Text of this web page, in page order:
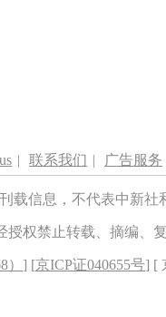
| 联系我们 | 广告服务
载信息，不代表中新
授权禁止转载、摘编、
] [京ICP证040655号] [